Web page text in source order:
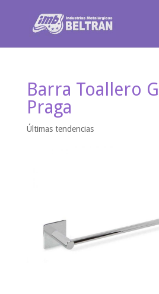
Barra Toallero
Praga
Últimas tendencias